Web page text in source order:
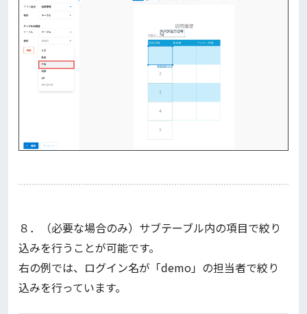
８．（必要な場合のみ）サブテーブル内の項目で絞り
込みを行うことが可能です。
右の例では、ログイン名が「demo」の担当者で絞り
込みを行っています。